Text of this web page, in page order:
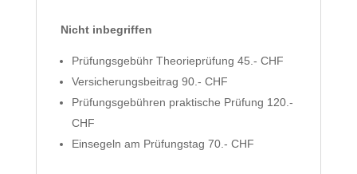
Nicht inbegriffen
Prüfungsgebühr Theorieprüfung 45.- CHF
Versicherungsbeitrag 90.- CHF
Prüfungsgebühren praktische Prüfung 120.-
CHF
Einsegeln am Prüfungstag 70.- CHF